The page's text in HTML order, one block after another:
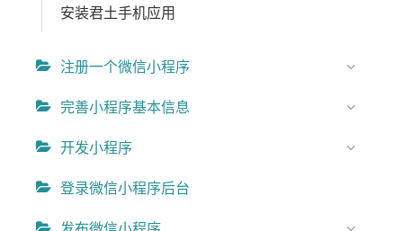
安装君土手机应用
注册一个微信小程序
完善小程序基本信息
开发小程序
登录微信小程序后台